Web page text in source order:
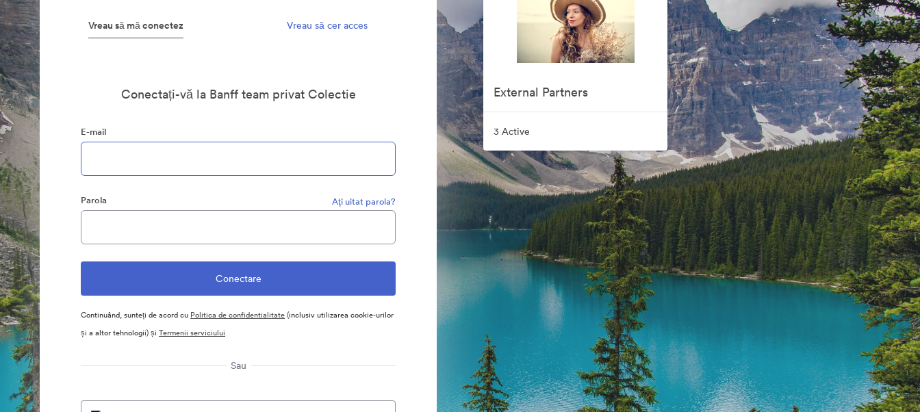
Vreau să mă conectez Vreau să cer acces
Conectați-vă la Banff team privat Colectie
E-mail
Parola Aţi uitat parola?
Continuând, sunteți de acord cu Politica de confidentialitate(inclusiv utilizarea cookie-urilor
și a altor tehnologii) șiTermenii serviciului
Sau
External Partners
3 Active